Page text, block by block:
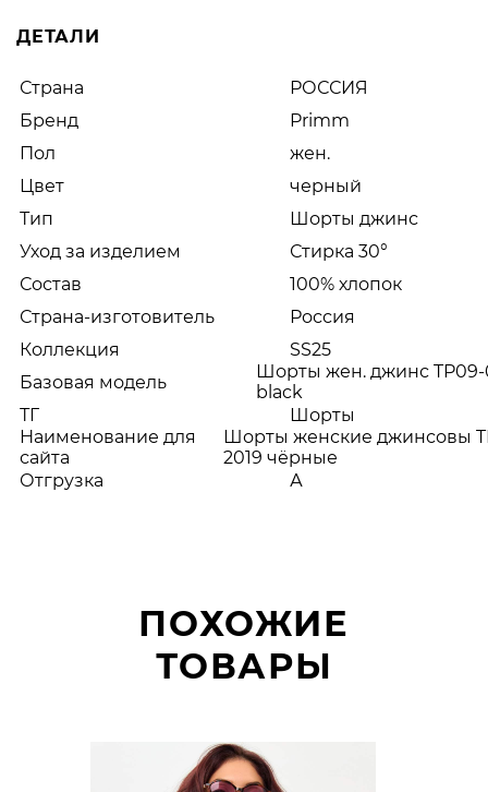
ДЕТАЛИ
Страна
РОССИЯ
Бренд
Primm
Пол
жен.
Цвет
черный
Тип
Шорты джинс
Уход за изделием
Стирка 30°
Состав
100% хлопок
Страна-изготовитель
Россия
Коллекция
SS25
Базовая модель
Шорты жен. джинс TP09-
black
ТГ
Шорты
Наименование для
сайта
Шорты женские джинсовы
2019 чёрные
Отгрузка
А
ПОХОЖИЕ
ТОВАРЫ